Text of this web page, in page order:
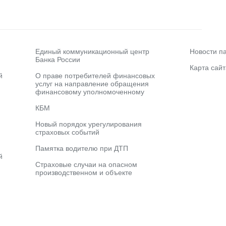
Единый коммуникационный центр
Банка России
О праве потребителей финансовых
услуг на направление обращения
финансовому уполномоченному
КБМ
Новый порядок урегулирования
страховых событий
Памятка водителю при ДТП
Страховые случаи на опасном
производственном и объекте
Новости
Карта